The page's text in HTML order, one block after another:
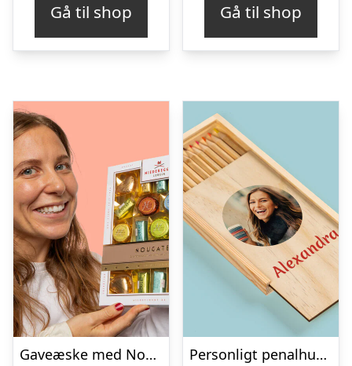
Gå til shop Gå til shop
Gaveæske med Nougat – Niederegger
Personligt penalhus med foto & tekst